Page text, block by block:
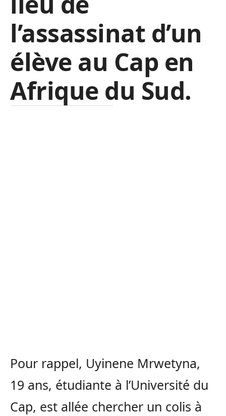
l’assassinat d’un
élève au Cap en
Afrique du Sud.
Pour rappel, Uyinene Mrwetyna,
19 ans, étudiante à l’Université du
Cap, est allée chercher un colis à